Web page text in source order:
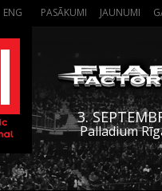
ENG PASĀKUMI JAUNUMI
3.
Palladium